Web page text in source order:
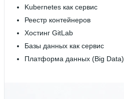
Kubernetes как сервис
Реестр контейнеров
Хостинг GitLab
Базы данных как сервис
Платформа данных (Big Data)